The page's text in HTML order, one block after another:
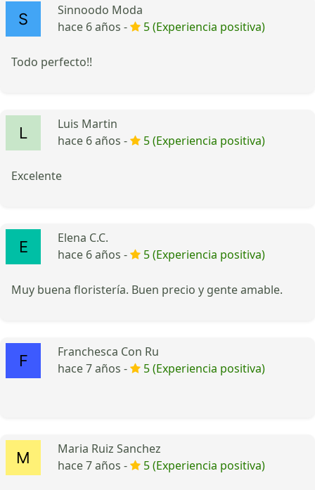
Sinnoodo Moda
hace 6 años -
5 (Experiencia positiva)
Todo perfecto!!
Luis Martin
hace 6 años -
5 (Experiencia positiva)
Excelente
Elena C.C.
hace 6 años -
5 (Experiencia positiva)
Muy buena floristería. Buen precio y gente amable.
Franchesca Con Ru
hace 7 años -
5 (Experiencia positiva)
Maria Ruiz Sanchez
hace 7 años -
5 (Experiencia positiva)